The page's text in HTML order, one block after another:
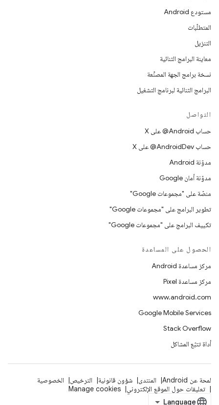
مستودع Android
المتطلّبات
التنزيل
معاينة البرامج الثنائية
نسخة برامج الجهة المصنِّعة
البرامج الثنائية لبرنامج التشغيل
التواصل
حساب ‎@Android على X
حساب ‎@AndroidDev على X
مدوّنة Android
مدوّنة أمان Google
منصّة على "مجموعات Google"
تطوير البرامج على "مجموعات Google"
تكييف البرامج على "مجموعات Google"
الحصول على المساعدة
مركز مساعدة Android
مركز مساعدة Pixel
www.android.com
Google Mobile Services
Stack Overflow
أداة تتبّع المشاكل
لمحة عن Android المنتدى شؤون قانونية الترخيص
الخصوصية
تعليقات حول الموقع الإلكتروني
Manage cookies